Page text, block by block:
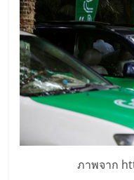
รน
ไชส์,
ที่
ปรึกษา
ภาพจาก